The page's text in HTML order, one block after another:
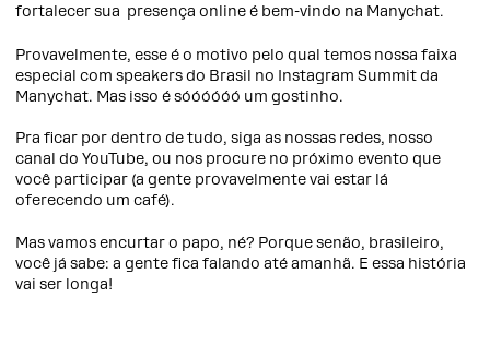
fortalecer sua presença online é bem-vindo na Manychat.
Provavelmente, esse é o motivo pelo qual temos nossa faixa
especial com speakers do Brasil no Instagram Summit da
Manychat. Mas isso é sóóóóóó um gostinho.
Pra ficar por dentro de tudo, siga as nossas redes, nosso
canal do YouTube, ou nos procure no próximo evento que
você participar (a gente provavelmente vai estar lá
oferecendo um café).
Mas vamos encurtar o papo, né? Porque senão, brasileiro,
você já sabe: a gente fica falando até amanhã. E essa história
vai ser longa!